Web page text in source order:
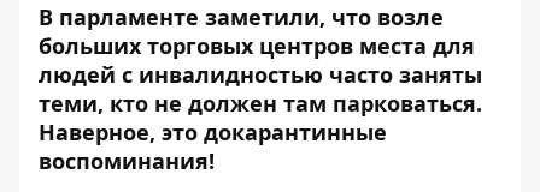
В парламенте заметили, что возле
больших торговых центров места для
людей с инвалидностью часто заняты
теми, кто не должен там парковаться.
Наверное, это докарантинные
воспоминания!